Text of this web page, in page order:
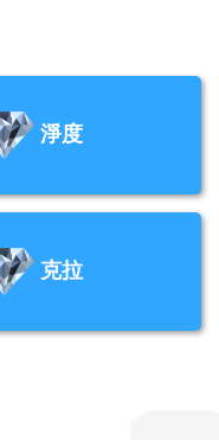
淨度
克拉